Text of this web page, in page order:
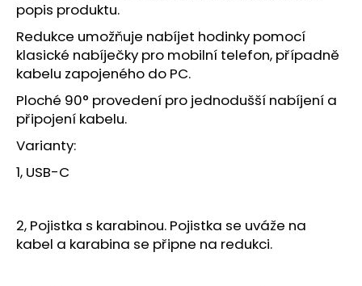
popis produktu.
Redukce umožňuje nabíjet hodinky pomocí
klasické nabíječky pro mobilní telefon, případně
kabelu zapojeného do PC.
Ploché 90° provedení pro jednodušší nabíjení a
připojení kabelu.
Varianty:
1, USB-C
2, Pojistka s karabinou. Pojistka se uváže na
kabel a karabina se připne na redukci.
p
o
r
u
u
j
e
e